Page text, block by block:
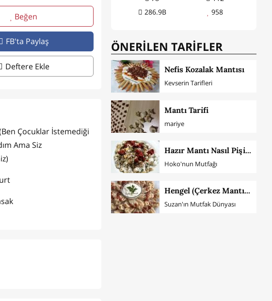
Beğen
FB'ta Paylaş
Deftere Ekle
Çocuklar İstemediği
Ama Siz
286.9B
958
ÖNERİLEN TARİFLER
Nefis Kozalak Mantısı
Kevserin Tarifleri
Mantı Tarifi
mariye
Hazır Mantı Nasıl Pişirilir?
Hoko'nun Mutfağı
Hengel (Çerkez Mantısı)
Suzan'ın Mutfak Dünyası